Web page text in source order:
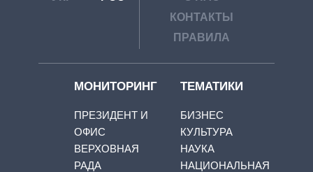
КОНТАКТЫ
ПРАВИЛА
МОНИТОРИНГ
ПРЕЗИДЕНТ И
ОФИС
ВЕРХОВНАЯ
РАДА
ТЕМАТИКИ
БИЗНЕС
КУЛЬТУРА
НАУКА
НАЦИОНАЛЬНАЯ